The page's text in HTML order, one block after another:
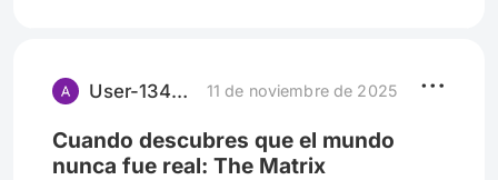
User-1344127640 11 de noviembre de 2025
Cuando descubres que el mundo
nunca fue real: The Matrix